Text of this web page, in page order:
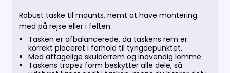
Robust taske til mounts, nemt at have montering
med på rejse eller i felten.
Tasken er afbalancerede, da taskens rem er
korrekt placeret i forhold til tyngdepunktet.
Med aftagelige skulderrem og indvendig lomme
Taskens trapez form beskytter alle dele, så